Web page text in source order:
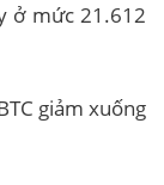
ở mức 21.612
giảm xuống